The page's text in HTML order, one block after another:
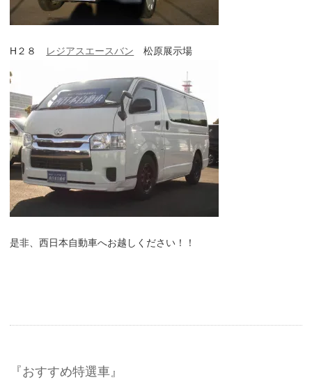
H２８ レジアスエースバン 松原展示場
是非、西日本自動車へお越しください！！
『おすすめ特選車』